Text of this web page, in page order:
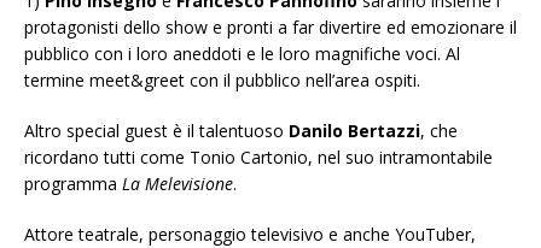
protagonisti dello show e pronti a far divertire ed emozionare il
pubblico con i loro aneddoti e le loro magnifiche voci. Al
termine meet&greet con il pubblico nell’area ospiti.
Altro special guest è il talentuoso Danilo Bertazzi, che
ricordano tutti come Tonio Cartonio, nel suo intramontabile
programma La Melevisione.
Attore teatrale, personaggio televisivo e anche YouTuber,